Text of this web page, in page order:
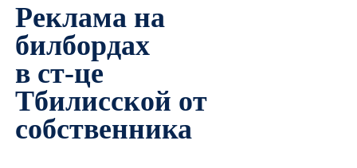
Реклама на
билбордах
в ст-це
Тбилисской от
собственника